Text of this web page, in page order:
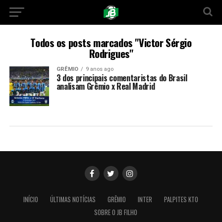
Todos os posts marcados "Victor Sérgio
Rodrigues"
GRÊMIO 9 anos ago
3 dos principais comentaristas do Brasil
analisam Grêmio x Real Madrid
INÍCIO ÚLTIMAS NOTÍCIAS GRÊMIO INTER
PALPITES KTO
SOBRE O JB FILHO